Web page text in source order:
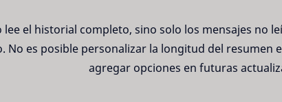
lee el historial completo, sino solo los mensajes no
No es posible personalizar la longitud del resumen
agregar opciones en futuras